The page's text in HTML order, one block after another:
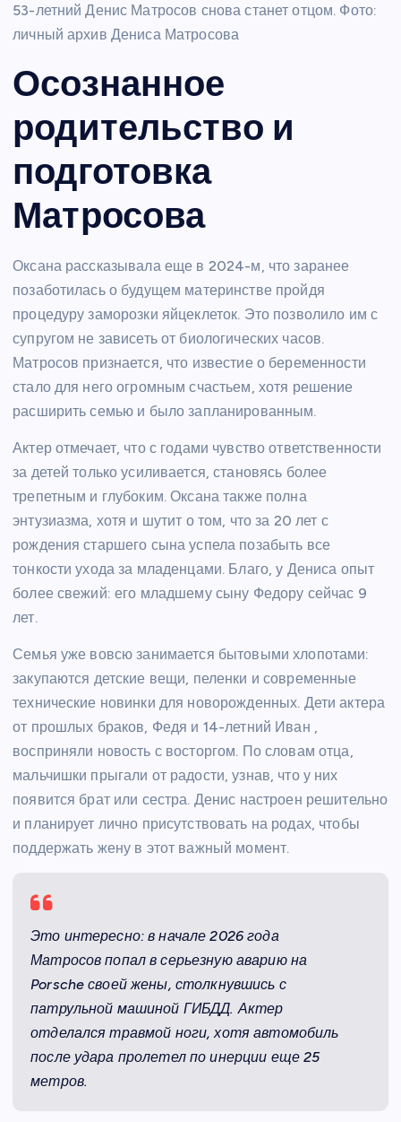
53-летний Денис Матросов снова станет отцом. Фото:
личный архив Дениса Матросова
Осознанное
родительство и
подготовка
Матросова
Оксана рассказывала еще в 2024-м, что заранее
позаботилась о будущем материнстве пройдя
процедуру заморозки яйцеклеток. Это позволило им с
супругом не зависеть от биологических часов.
Матросов признается, что известие о беременности
стало для него огромным счастьем, хотя решение
расширить семью и было запланированным.
Актер отмечает, что с годами чувство ответственности
за детей только усиливается, становясь более
трепетным и глубоким. Оксана также полна
энтузиазма, хотя и шутит о том, что за 20 лет с
рождения старшего сына успела позабыть все
тонкости ухода за младенцами. Благо, у Дениса опыт
более свежий: его младшему сыну Федору сейчас 9
лет.
Семья уже вовсю занимается бытовыми хлопотами:
закупаются детские вещи, пеленки и современные
технические новинки для новорожденных. Дети актера
от прошлых браков, Федя и 14-летний Иван ,
восприняли новость с восторгом. По словам отца,
мальчишки прыгали от радости, узнав, что у них
появится брат или сестра. Денис настроен решительно
и планирует лично присутствовать на родах, чтобы
поддержать жену в этот важный момент.
Это интересно: в начале 2026 года
Матросов попал в серьезную аварию на
Porsche своей жены, столкнувшись с
патрульной машиной ГИБДД. Актер
отделался травмой ноги, хотя автомобиль
после удара пролетел по инерции еще 25
метров.